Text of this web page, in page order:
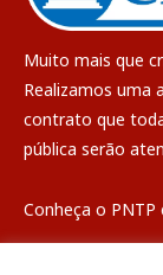
Muito mais que
Realizamos uma
contrato que
pública serão
Conheça o PNTP